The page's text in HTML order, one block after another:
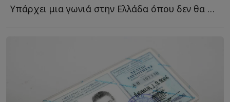
Υπάρχει μια γωνιά στην Ελλάδα όπου δεν θα συναντήσεις π...